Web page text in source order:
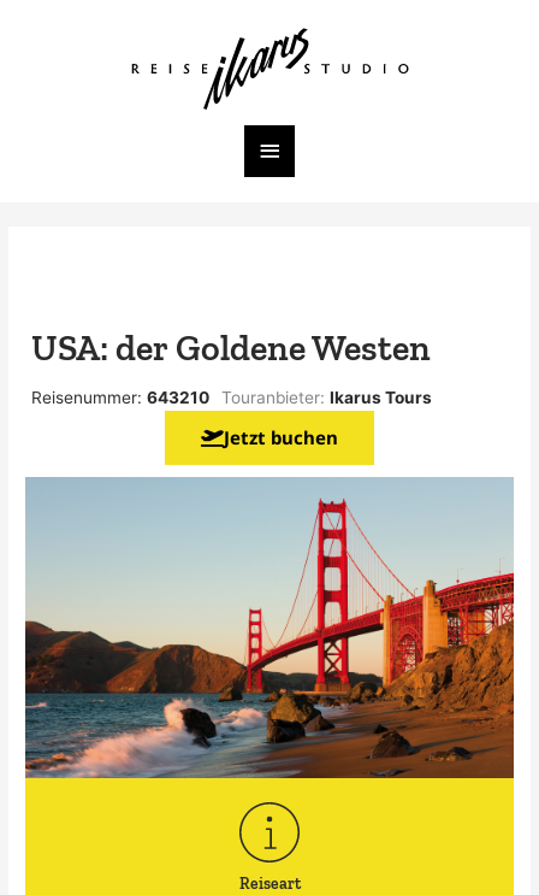
Hauptmenü
USA: der Goldene Westen
Reisenummer:643210 Touranbieter:Ikarus Tours
Jetzt buchen
Reiseart